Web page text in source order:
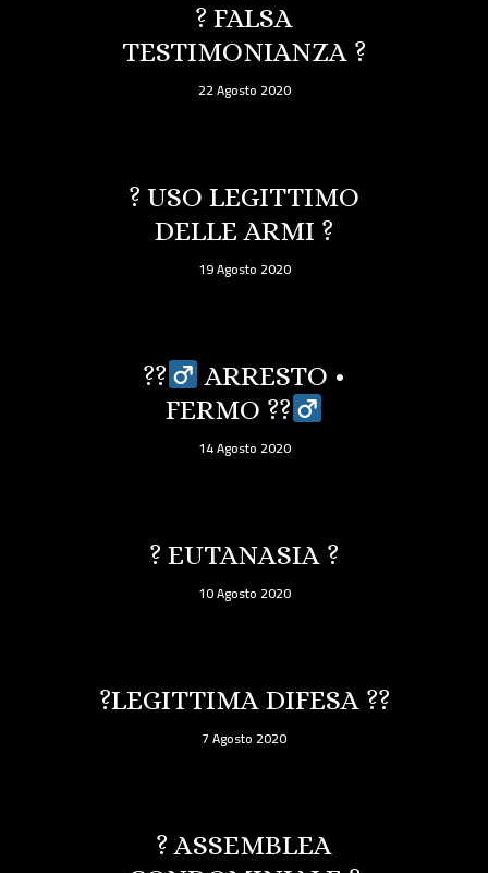
? FALSA
TESTIMONIANZA ?
22 Agosto 2020
? USO LEGITTIMO
DELLE ARMI ?
19 Agosto 2020
??‍
ARRESTO •
FERMO ??‍
14 Agosto 2020
? EUTANASIA ?
10 Agosto 2020
?LEGITTIMA DIFESA ??
7 Agosto 2020
? ASSEMBLEA